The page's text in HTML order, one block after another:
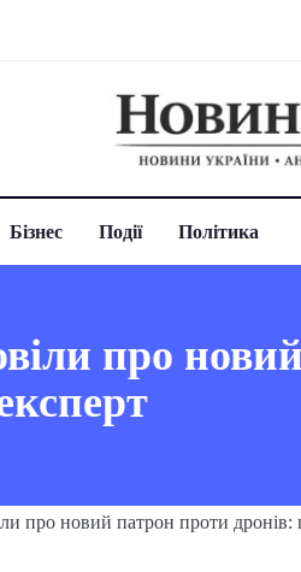
Бізнес Події Політика
про